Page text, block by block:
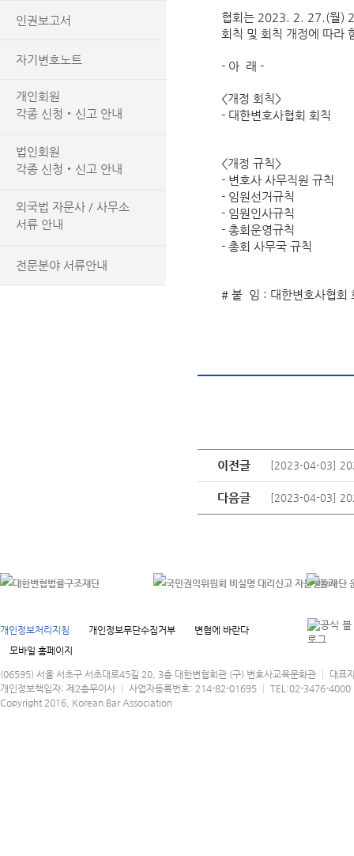
인권보고서
자기변호노트
개인회원
각종 신청‧신고 안내
법인회원
각종 신청‧신고 안내
외국법 자문사 / 사무소
서류 안내
전문분야 서류안내
협회는 2023. 2. 27.(월)
회칙 및 회칙 개정에 따라
- 아 래 -
<개정 회칙>
- 대한변호사협회 회칙
<개정 규칙>
- 변호사 사무직원 규칙
- 임원선거규칙
- 임원인사규칙
- 총회운영규칙
- 총회 사무국 규칙
# 붙 임 : 대한변호사협회
이전글 [2023-04-03]
다음글 [2023-04-03]
개인정보처리지침 개인정보무단수집거부
변협에 바란다
모바일 홈페이지
(06595) 서울 서초구 서초대로45길 20, 3층 대한변협회관 (구) 변호사교육문화관 │ 대표
개인정보책임자: 제2총무이사 │ 사업자등록번호: 214-82-01695 │ TEL:02-3476-
Copyright 2016, Korean Bar Association